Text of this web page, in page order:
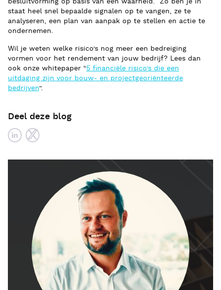
staat heel snel bepaalde signalen op te vangen, ze te
analyseren, een plan van aanpak op te stellen en actie te
ondernemen.
Wil je weten welke risico’s nog meer een bedreiging
vormen voor het rendement van jouw bedrijf? Lees dan
ook onze whitepaper “5 financiële risico’s die een
uitdaging zijn voor bouw- en projectgeoriënteerde
bedrijven”.
Deel deze blog